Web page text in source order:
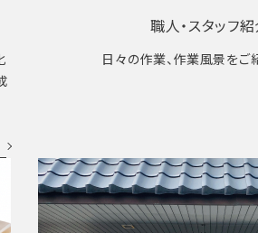
職人・スタッフ
日々の作業、作業風景をご